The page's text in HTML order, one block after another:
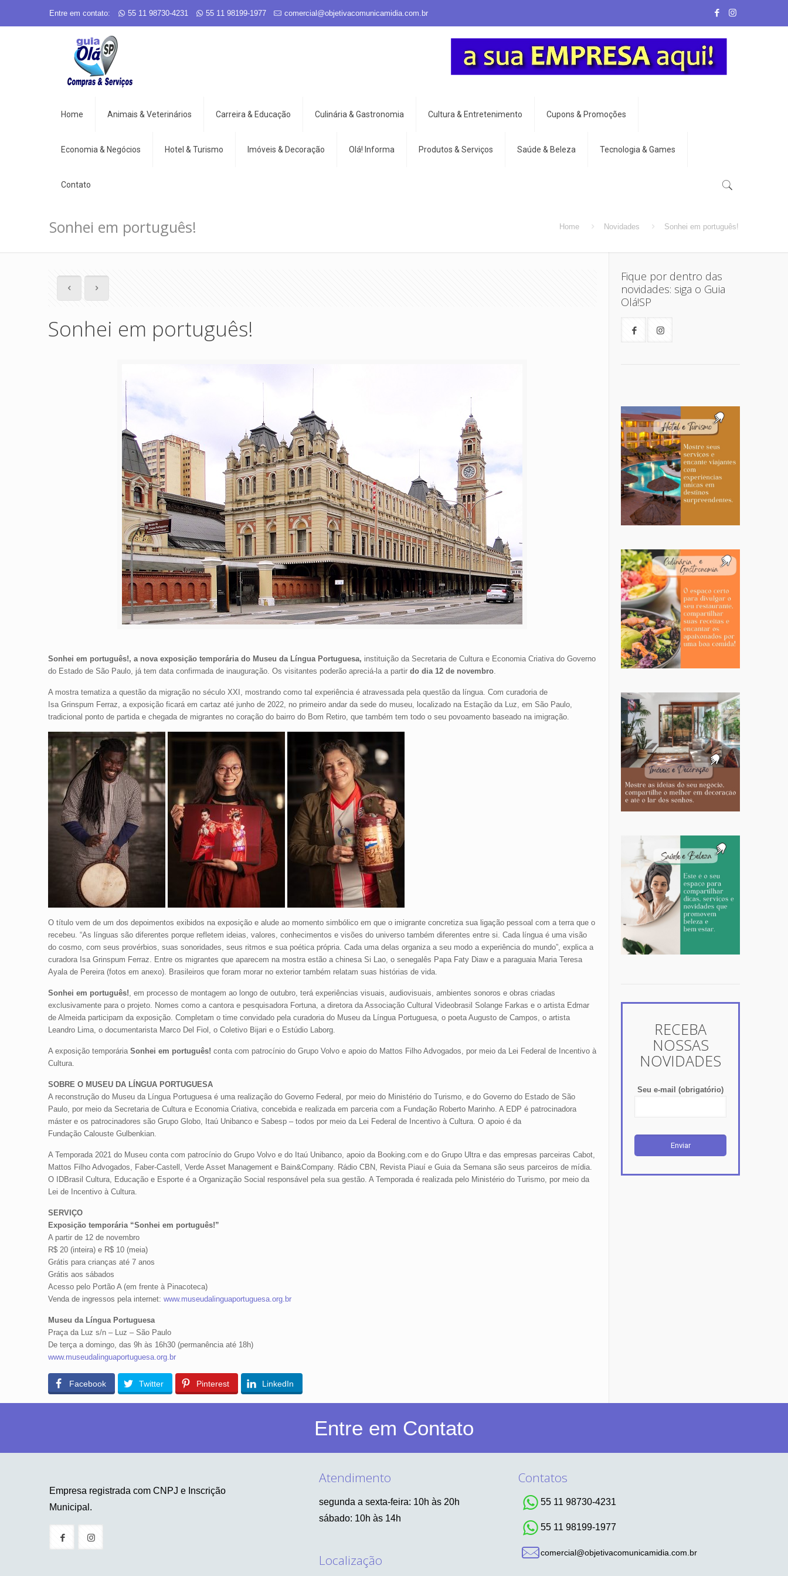
Entre em contato: 55 11 98730-4231 55 11 98199-1977 comercial@objetivacomunicamidia.com.br
Home Animais & Veterinários Carreira & Educação Culinária & Gastronomia Cultura & Entretenimento Cupons & Promoções
Economia & Negócios Hotel & Turismo Imóveis & Decoração Olá! Informa Produtos & Serviços Saúde & Beleza Tecnologia & Games
Contato
Sonhei em português! Home Novidades Sonhei em português!
Sonhei em português!
Sonhei em português!, a nova exposição temporária do Museu da Língua Portuguesa, instituição da Secretaria de Cultura e Economia Criativa do Governo
do Estado de São Paulo, já tem data confirmada de inauguração. Os visitantes poderão apreciá-la a partir do dia 12 de novembro.
A mostra tematiza a questão da migração no século XXI, mostrando como tal experiência é atravessada pela questão da língua. Com curadoria de
Isa Grinspum Ferraz, a exposição ficará em cartaz até junho de 2022, no primeiro andar da sede do museu, localizado na Estação da Luz, em São Paulo,
tradicional ponto de partida e chegada de migrantes no coração do bairro do Bom Retiro, que também tem todo o seu povoamento baseado na imigração.
O título vem de um dos depoimentos exibidos na exposição e alude ao momento simbólico em que o imigrante concretiza sua ligação pessoal com a terra que o
recebeu. “As línguas são diferentes porque refletem ideias, valores, conhecimentos e visões do universo também diferentes entre si. Cada língua é uma visão
do cosmo, com seus provérbios, suas sonoridades, seus ritmos e sua poética própria. Cada uma delas organiza a seu modo a experiência do mundo”, explica a
curadora Isa Grinspum Ferraz. Entre os migrantes que aparecem na mostra estão a chinesa Si Lao, o senegalês Papa Faty Diaw e a paraguaia Maria Teresa
Ayala de Pereira (fotos em anexo). Brasileiros que foram morar no exterior também relatam suas histórias de vida.
Sonhei em português!, em processo de montagem ao longo de outubro, terá experiências visuais, audiovisuais, ambientes sonoros e obras criadas
exclusivamente para o projeto. Nomes como a cantora e pesquisadora Fortuna, a diretora da Associação Cultural Videobrasil Solange Farkas e o artista Edmar
de Almeida participam da exposição. Completam o time convidado pela curadoria do Museu da Língua Portuguesa, o poeta Augusto de Campos, o artista
Leandro Lima, o documentarista Marco Del Fiol, o Coletivo Bijari e o Estúdio Laborg.
A exposição temporária Sonhei em português! conta com patrocínio do Grupo Volvo e apoio do Mattos Filho Advogados, por meio da Lei Federal de Incentivo à
Cultura.
SOBRE O MUSEU DA LÍNGUA PORTUGUESA
A reconstrução do Museu da Língua Portuguesa é uma realização do Governo Federal, por meio do Ministério do Turismo, e do Governo do Estado de São
Paulo, por meio da Secretaria de Cultura e Economia Criativa, concebida e realizada em parceria com a Fundação Roberto Marinho. A EDP é patrocinadora
máster e os patrocinadores são Grupo Globo, Itaú Unibanco e Sabesp – todos por meio da Lei Federal de Incentivo à Cultura. O apoio é da
Fundação Calouste Gulbenkian.
A Temporada 2021 do Museu conta com patrocínio do Grupo Volvo e do Itaú Unibanco, apoio da Booking.com e do Grupo Ultra e das empresas parceiras Cabot,
Mattos Filho Advogados, Faber-Castell, Verde Asset Management e Bain&Company. Rádio CBN, Revista Piauí e Guia da Semana são seus parceiros de mídia.
O IDBrasil Cultura, Educação e Esporte é a Organização Social responsável pela sua gestão. A Temporada é realizada pelo Ministério do Turismo, por meio da
Lei de Incentivo à Cultura.
SERVIÇO
Exposição temporária “Sonhei em português!”
A partir de 12 de novembro
R$ 20 (inteira) e R$ 10 (meia)
Grátis para crianças até 7 anos
Grátis aos sábados
Acesso pelo Portão A (em frente à Pinacoteca)
Venda de ingressos pela internet: www.museudalinguaportuguesa.org.br
Museu da Língua Portuguesa
Praça da Luz s/n – Luz – São Paulo
De terça a domingo, das 9h às 16h30 (permanência até 18h)
www.museudalinguaportuguesa.org.br
Facebook Twitter Pinterest LinkedIn
Fique por dentro das
novidades: siga o Guia
Olá!SP
RECEBA
NOSSAS
NOVIDADES
Seu e-mail (obrigatório)
Entre em Contato
Empresa registrada com CNPJ e Inscrição
Municipal.
Atendimento
segunda a sexta-feira: 10h às 20h
sábado: 10h às 14h
Localização
Contatos
55 11 98730-4231
55 11 98199-1977
comercial@objetivacomunicamidia.com.br